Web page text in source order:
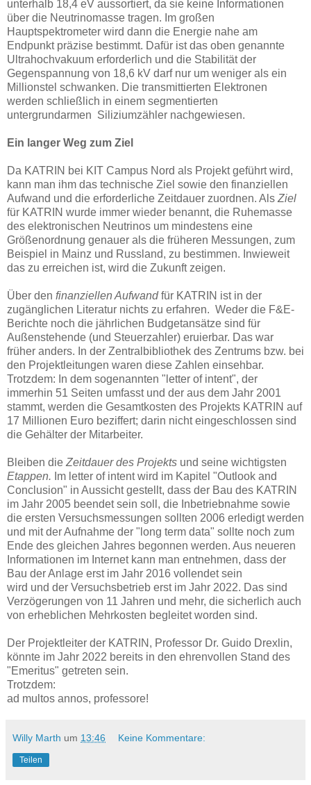
unterhalb 18,4 eV aussortiert, da sie keine Informationen
über die Neutrinomasse tragen. Im großen
Hauptspektrometer wird dann die Energie nahe am
Endpunkt präzise bestimmt. Dafür ist das oben genannte
Ultrahochvakuum erforderlich und die Stabilität der
Gegenspannung von 18,6 kV darf nur um weniger als ein
Millionstel schwanken. Die transmittierten Elektronen
werden schließlich in einem segmentierten
untergrundarmen Siliziumzähler nachgewiesen.
Ein langer Weg zum Ziel
Da KATRIN bei KIT Campus Nord als Projekt geführt wird,
kann man ihm das technische Ziel sowie den finanziellen
Aufwand und die erforderliche Zeitdauer zuordnen. Als Ziel
für KATRIN wurde immer wieder benannt, die Ruhemasse
des elektronischen Neutrinos um mindestens eine
Größenordnung genauer als die früheren Messungen, zum
Beispiel in Mainz und Russland, zu bestimmen. Inwieweit
das zu erreichen ist, wird die Zukunft zeigen.
Über den finanziellen Aufwandfür KATRIN ist in der
zugänglichen Literatur nichts zu erfahren. Weder die F&E-
Berichte noch die jährlichen Budgetansätze sind für
Außenstehende (und Steuerzahler) eruierbar. Das war
früher anders. In der Zentralbibliothek des Zentrums bzw. bei
den Projektleitungen waren diese Zahlen einsehbar.
Trotzdem: In dem sogenannten "letter of intent", der
immerhin 51 Seiten umfasst und der aus dem Jahr 2001
stammt, werden die Gesamtkosten des Projekts KATRIN auf
17 Millionen Euro beziffert; darin nicht eingeschlossen sind
die Gehälter der Mitarbeiter.
Bleiben die Zeitdauer des Projekts und seine wichtigsten
Etappen. Im letter of intent wird im Kapitel "Outlook and
Conclusion" in Aussicht gestellt, dass der Bau des KATRIN
im Jahr 2005 beendet sein soll, die Inbetriebnahme sowie
die ersten Versuchsmessungen sollten 2006 erledigt werden
und mit der Aufnahme der "long term data" sollte noch zum
Ende des gleichen Jahres begonnen werden. Aus neueren
Informationen im Internet kann man entnehmen, dass der
Bau der Anlage erst im Jahr 2016 vollendet sein
wird und der Versuchsbetrieb erst im Jahr 2022. Das sind
Verzögerungen von 11 Jahren und mehr, die sicherlich auch
von erheblichen Mehrkosten begleitet worden sind.
Der Projektleiter der KATRIN, Professor Dr. Guido Drexlin,
könnte im Jahr 2022 bereits in den ehrenvollen Stand des
"Emeritus" getreten sein.
Trotzdem:
ad multos annos, professore!
Willy Marth um 13:46 Keine Kommentare:
Teilen